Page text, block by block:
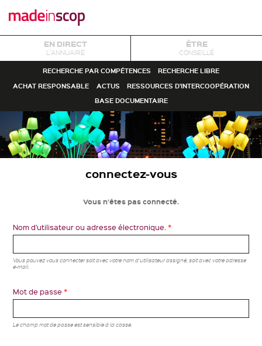
EN DIRECT
L'ANNUAIRE
ÊTRE
CONSEILLÉ
RECHERCHE PAR COMPÉTENCES
RECHERCHE LIBRE
ACHAT RESPONSABLE
ACTUS
RESSOURCES D'INTERCOOPÉRATION
BASE DOCUMENTAIRE
connectez-vous
Vous n'êtes pas connecté.
Nom d'utilisateur ou adresse électronique.*
Vous pouvez vous connecter soit avec votre nom d'utilisateur assigné, soit avec votre adresse
e-mail.
Mot de passe*
Le champ mot de passe est sensible à la casse.